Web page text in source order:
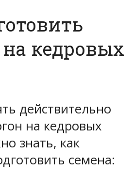
кедровых
действительно
на кедровых
знать, как
семена: